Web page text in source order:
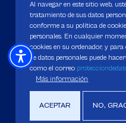
Personería Jurídica:Resolución
Ministerio de Educación Nacional.
Política de Protección de
Derechos Pecuniarios
Al navegar en este sitio web,
tratamiento de sus datos
conforme a su política de
personales. En cualquier
cookies en su ordenador, y
de datos personales puede
como el correo
Más información
ACEPTAR NO,